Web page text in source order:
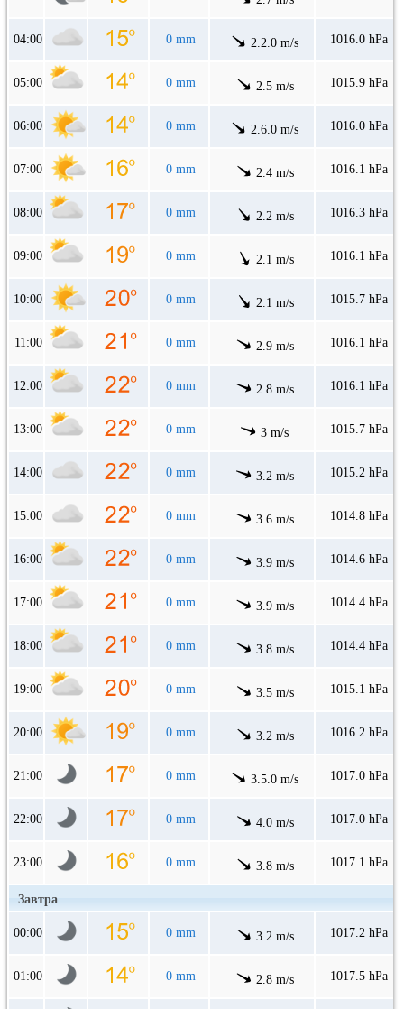
04:00 0 mm 2.2.0 m/s 1016.0 hPa
05:00 0 mm 2.5 m/s 1015.9 hPa
06:00 0 mm 2.6.0 m/s 1016.0 hPa
07:00 0 mm 2.4 m/s 1016.1 hPa
08:00 0 mm 2.2 m/s 1016.3 hPa
09:00 0 mm 2.1 m/s 1016.1 hPa
10:00 0 mm 2.1 m/s 1015.7 hPa
11:00 0 mm 2.9 m/s 1016.1 hPa
12:00 0 mm 2.8 m/s 1016.1 hPa
13:00 0 mm 3 m/s 1015.7 hPa
14:00 0 mm 3.2 m/s 1015.2 hPa
15:00 0 mm 3.6 m/s 1014.8 hPa
16:00 0 mm 3.9 m/s 1014.6 hPa
17:00 0 mm 3.9 m/s 1014.4 hPa
18:00 0 mm 3.8 m/s 1014.4 hPa
19:00 0 mm 3.5 m/s 1015.1 hPa
20:00 0 mm 3.2 m/s 1016.2 hPa
21:00 0 mm 3.5.0 m/s 1017.0 hPa
22:00 0 mm 4.0 m/s 1017.0 hPa
23:00 0 mm 3.8 m/s 1017.1 hPa
Завтра
00:00 0 mm 3.2 m/s 1017.2 hPa
01:00 0 mm 2.8 m/s 1017.5 hPa